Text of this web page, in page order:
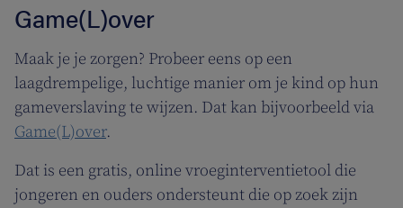
Game(L)over
Maak je je zorgen? Probeer eens op een
laagdrempelige, luchtige manier om je kind op hun
gameverslaving te wijzen. Dat kan bijvoorbeeld via
Game(L)over.
Dat is een gratis, online vroeginterventietool die
jongeren en ouders ondersteunt die op zoek zijn